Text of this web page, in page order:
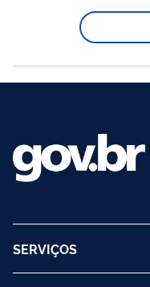
pelo Ministério da
realização de análise do
padrão de identidade e
SERVIÇOS